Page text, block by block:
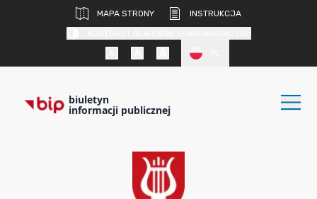
MAPA STRONY
INSTRUKCJA
biuletyn
informacji publicznej